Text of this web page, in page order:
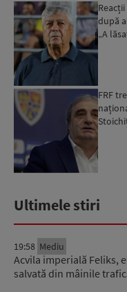
după
„A
FRF
Ultimele stiri
19:58 Mediu
Acvila imperială Feliks,
salvată din mâinile